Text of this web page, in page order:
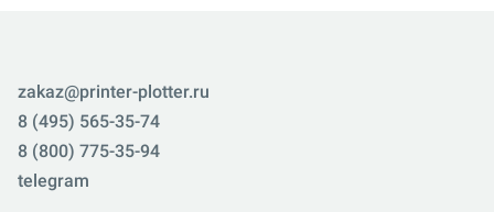
zakaz@printer-plotter.ru
8 (495) 565-35-74
8 (800) 775-35-94
telegram